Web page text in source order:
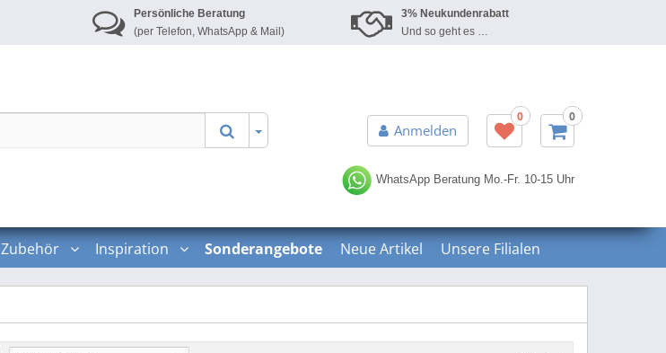
Persönliche Beratung
(per Telefon, WhatsApp & Mail)
3% Neukundenrabatt
Und so geht es …
Anmelden
0 0
WhatsApp BeratungMo.-Fr. 10-15 Uhr
Erweiterte Suche »
Zubehör Inspiration Sonderangebote Neue Artikel Unsere Filialen